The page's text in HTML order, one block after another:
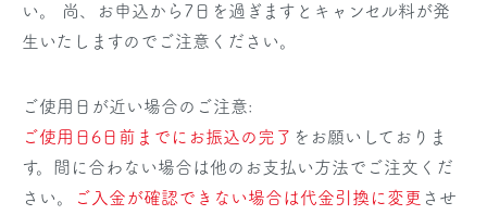
い。 尚、お申込から7日を過ぎますとキャンセル料が発
生いたしますのでご注意ください。
ご使用日が近い場合のご注意:
ご使用日6日前までにお振込の完了 をお願いしておりま
す。間に合わない場合は他のお支払い方法でご注文くだ
さい。
ご入金が確認できない場合は代金引換に変更 させ